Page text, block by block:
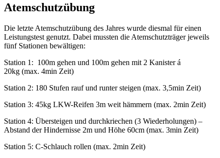
Atemschutzübung
Die letzte Atemschutzübung des Jahres wurde diesmal für einen
Leistungstest genutzt. Dabei mussten die Atemschutzträger jeweils
fünf Stationen bewältigen:
Station 1: 100m gehen und 100m gehen mit 2 Kanister á
20kg (max. 4min Zeit)
Station 2: 180 Stufen rauf und runter steigen (max. 3,5min Zeit)
Station 3: 45kg LKW-Reifen 3m weit hämmern (max. 2min Zeit)
Station 4: Übersteigen und durchkriechen (3 Wiederholungen) –
Abstand der Hindernisse 2m und Höhe 60cm (max. 3min Zeit)
Station 5: C-Schlauch rollen (max. 2min Zeit)